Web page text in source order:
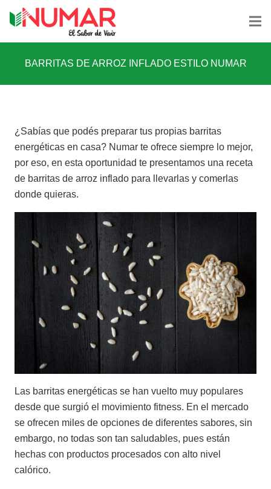
BARRITAS DE ARROZ INFLADO ESTILO NUMAR
¿Sabías que podés preparar tus propias barritas
energéticas en casa? Numar te ofrece siempre lo mejor,
por eso, en esta oportunidad te presentamos una receta
de barritas de arroz inflado para llevarlas y comerlas
donde quieras.
Las barritas energéticas se han vuelto muy populares
desde que surgió el movimiento fitness. En el mercado
se ofrecen miles de opciones de diferentes sabores, sin
embargo, no todas son tan saludables, pues están
hechas con productos procesados con alto nivel
calórico.